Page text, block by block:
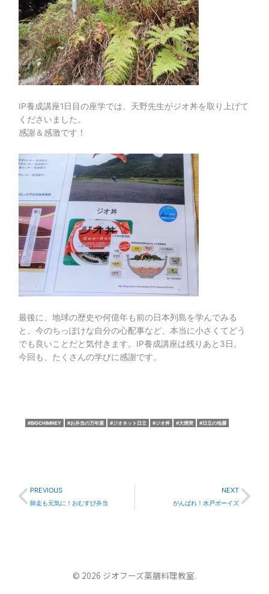
IP養成講座1日目の座学では、天野先生がジオ丼を取り上げて
くださいました。
感謝＆感激です！
最後に、地球の歴史や何億年も前の日本列島を学んでみる
と、今のちっぽけな自分の心配事など、本当に小さくてどう
でも良いことだと気付きます。IP養成講座は残りあと3日。
今回も、たくさんの学びに感謝です。
BIGCHIMNEY お弁当の万年屋 ジオネット日立 ジオ丼 大煙突 日立の地層
Prev
PREVIOUS
師走も元気に！おむすび弁当
NEXT
がんばれ！水戸ボーイズ
© 2026 ジオフーズ薬膳料理教室.